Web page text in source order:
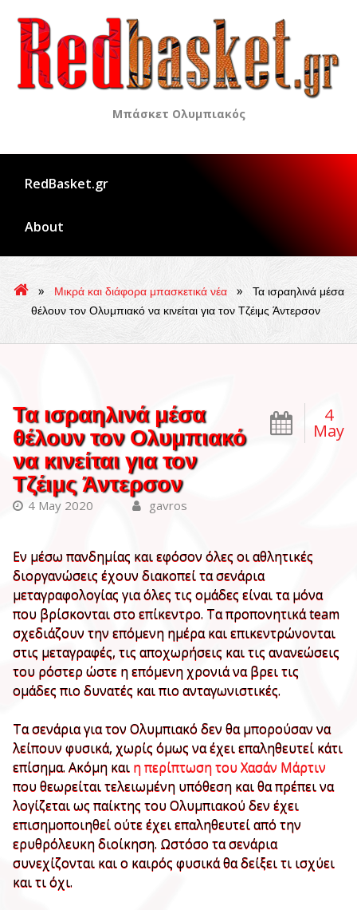
content
Μπάσκετ Ολυμπιακός
RedBasket.gr
About
» Μικρά και διάφορα μπασκετικά νέα »
Τα ισραηλινά μέσα
θέλουν τον Ολυμπιακό να κινείται για τον Τζέιμς Άντερσον
4
May
Τα ισραηλινά μέσα
θέλουν τον Ολυμπιακό
να κινείται για τον
Τζέιμς Άντερσον
4 May 2020 gavros
Εν μέσω πανδημίας και εφόσον όλες οι αθλητικές
διοργανώσεις έχουν διακοπεί τα σενάρια
μεταγραφολογίας για όλες τις ομάδες είναι τα μόνα
που βρίσκονται στο επίκεντρο. Τα προπονητικά team
σχεδιάζουν την επόμενη ημέρα και επικεντρώνονται
στις μεταγραφές, τις αποχωρήσεις και τις ανανεώσεις
του ρόστερ ώστε η επόμενη χρονιά να βρει τις
ομάδες πιο δυνατές και πιο ανταγωνιστικές.
Τα σενάρια για τον Ολυμπιακό δεν θα μπορούσαν να
λείπουν φυσικά, χωρίς όμως να έχει επαληθευτεί κάτι
επίσημα. Ακόμη και η περίπτωση του Χασάν Μάρτιν
που θεωρείται τελειωμένη υπόθεση και θα πρέπει να
λογίζεται ως παίκτης του Ολυμπιακού δεν έχει
επισημοποιηθεί ούτε έχει επαληθευτεί από την
ερυθρόλευκη διοίκηση. Ωστόσο τα σενάρια
συνεχίζονται και ο καιρός φυσικά θα δείξει τι ισχύει
και τι όχι.